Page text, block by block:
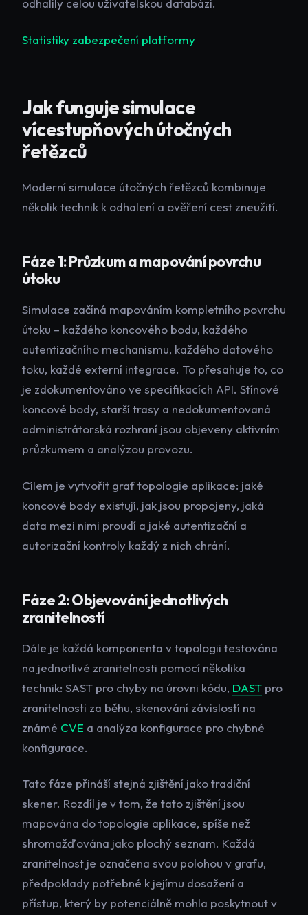
odhalily celou uživatelskou databázi.
Statistiky zabezpečení platformy
Jak funguje simulace
vícestupňových útočných
řetězců
Moderní simulace útočných řetězců kombinuje
několik technik k odhalení a ověření cest zneužití.
Fáze 1: Průzkum a mapování povrchu
útoku
Simulace začíná mapováním kompletního povrchu
útoku – každého koncového bodu, každého
autentizačního mechanismu, každého datového
toku, každé externí integrace. To přesahuje to, co
je zdokumentováno ve specifikacích API. Stínové
koncové body, starší trasy a nedokumentovaná
administrátorská rozhraní jsou objeveny aktivním
průzkumem a analýzou provozu.
Cílem je vytvořit graf topologie aplikace: jaké
koncové body existují, jak jsou propojeny, jaká
data mezi nimi proudí a jaké autentizační a
autorizační kontroly každý z nich chrání.
Fáze 2: Objevování jednotlivých
zranitelností
Dále je každá komponenta v topologii testována
na jednotlivé zranitelnosti pomocí několika
technik: SAST pro chyby na úrovni kódu, DAST pro
zranitelnosti za běhu, skenování závislostí na
známé CVE a analýza konfigurace pro chybné
konfigurace.
Tato fáze přináší stejná zjištění jako tradiční
skener. Rozdíl je v tom, že tato zjištění jsou
mapována do topologie aplikace, spíše než
shromažďována jako plochý seznam. Každá
zranitelnost je označena svou polohou v grafu,
předpoklady potřebné k jejímu dosažení a
přístup, který by potenciálně mohla poskytnout v